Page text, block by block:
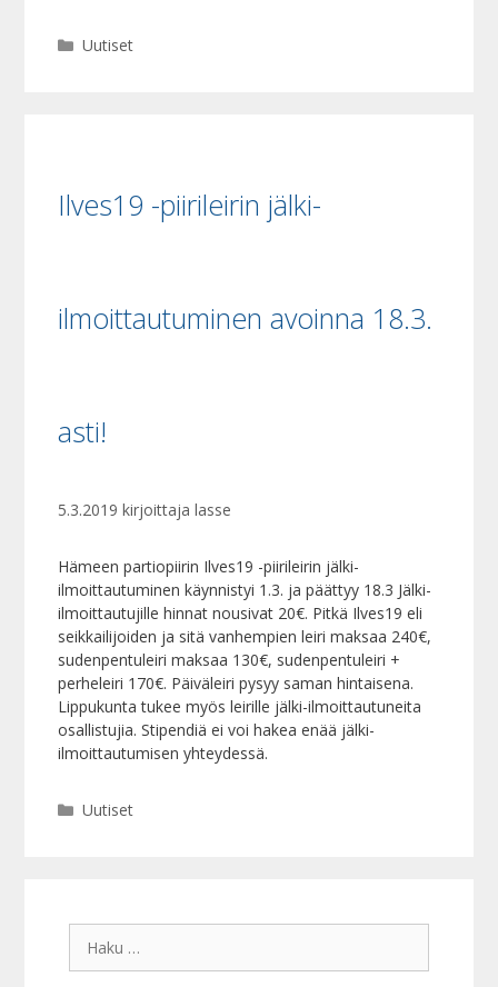
Kategoriat
Uutiset
Ilves19 -piirileirin jälki-
ilmoittautuminen avoinna 18.3.
asti!
5.3.2019 kirjoittajalasse
Hämeen partiopiirin Ilves19 -piirileirin jälki-
ilmoittautuminen käynnistyi 1.3. ja päättyy 18.3 Jälki-
ilmoittautujille hinnat nousivat 20€. Pitkä Ilves19 eli
seikkailijoiden ja sitä vanhempien leiri maksaa 240€,
sudenpentuleiri maksaa 130€, sudenpentuleiri +
perheleiri 170€. Päiväleiri pysyy saman hintaisena.
Lippukunta tukee myös leirille jälki-ilmoittautuneita
osallistujia. Stipendiä ei voi hakea enää jälki-
ilmoittautumisen yhteydessä.
Kategoriat
Uutiset
Haku: